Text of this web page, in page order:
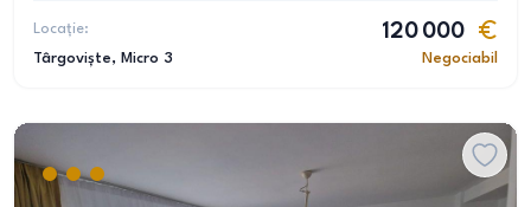
Locație:
Târgoviște, Micro 3
120 000
Negociabil